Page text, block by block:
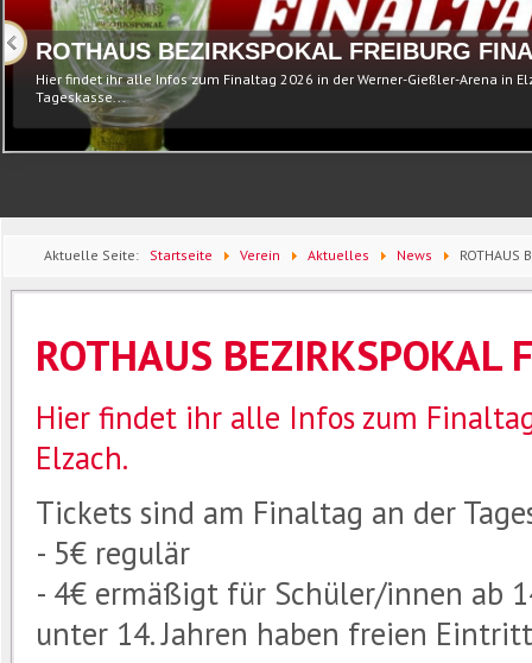
ROTHAUS BEZIRKSPOKAL FREIBURG
Hier findet ihr alle Infos zum Finaltag 2026 in der Werner-Gießler-Arena in
Tageskasse...
Aktuelle Seite: Startseite Verein Aktuelles News ROTHAUS
ROTHAUS BEZIRKSPOKAL
Hier findet ihr alle Infos zum
Elzach.
Tickets sind am Finaltag an der
- 5€ regulär
- 4€ ermäßigt für Schüler/innen ab
unter 14. Jahren haben freien